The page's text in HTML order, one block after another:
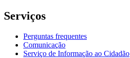
Serviços
Perguntas frequentes
Comunicação
Serviço de Informação ao Cidadão